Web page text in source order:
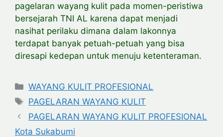
pagelaran wayang kulit pada momen-peristiwa
bersejarah TNI AL karena dapat menjadi
nasihat perilaku dimana dalam lakonnya
terdapat banyak petuah-petuah yang bisa
diresapi kedepan untuk menuju ketenteraman.
Categories
WAYANG KULIT PROFESIONAL
Tags
PAGELARAN WAYANG KULIT
PAGELARAN WAYANG KULIT PROFESIONAL
Kota Sukabumi